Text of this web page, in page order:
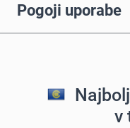
Pogoji uporabe
v